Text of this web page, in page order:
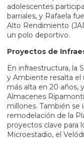
adolescentes
barriales, y Rafaela
Alto Rendimiento
un polo deportivo.
Proyectos de
En infraestructura, la
y Ambiente resalta el
más alta en 20 años,
Almacenes
millones. También se
remodelación de la
proyectos clave para
Microestadio, el